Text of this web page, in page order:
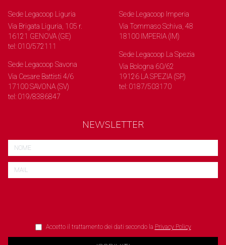
Sede Legacoop Liguria
Via Brigata Liguria, 105 r.
16121 GENOVA (GE)
tel: 010/572111
Sede Legacoop Savona
Via Cesare Battisti 4/6
17100 SAVONA (SV)
tel: 019/8386847
Sede Legacoop Imperia
Via Tommaso Schiva, 48
18100 IMPERIA (IM)
Sede Legacoop La Spezia
Via Bologna 60/62
19126 LA SPEZIA (SP)
tel: 0187/503170
NEWSLETTER
Accetto il trattamento dei dati secondo la Privacy Policy